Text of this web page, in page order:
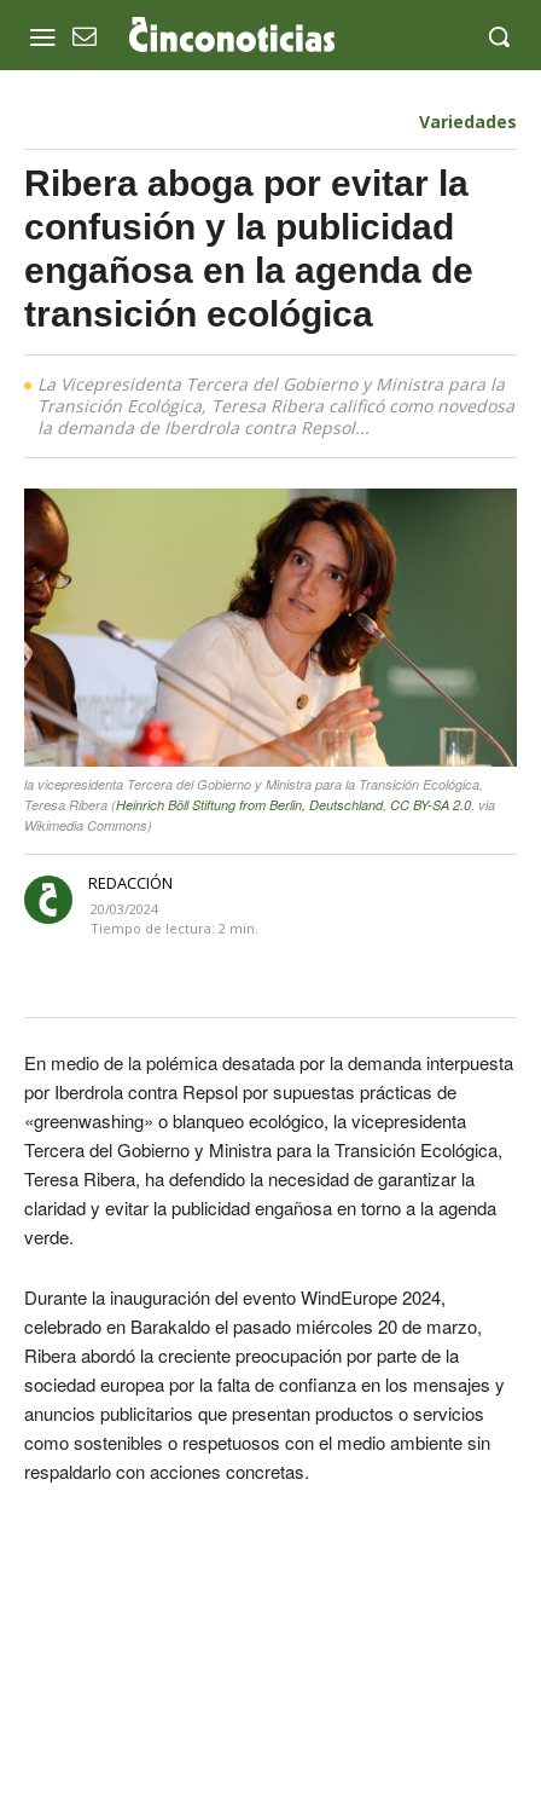
Variedades
Ribera aboga por evitar la
confusión y la publicidad
engañosa en la agenda de
transición ecológica
La Vicepresidenta Tercera del Gobierno y Ministra para la
Transición Ecológica, Teresa Ribera calificó como novedosa
la demanda de Iberdrola contra Repsol...
la vicepresidenta Tercera del Gobierno y Ministra para la Transición Ecológica,
Teresa Ribera (Heinrich Böll Stiftung from Berlin, Deutschland, CC BY-SA 2.0, via
Wikimedia Commons)
REDACCIÓN
20/03/2024
Tiempo de lectura: 2 min.
En medio de la polémica desatada por la demanda interpuesta
por Iberdrola contra Repsol por supuestas prácticas de
«greenwashing» o blanqueo ecológico, la vicepresidenta
Tercera del Gobierno y Ministra para la Transición Ecológica,
Teresa Ribera, ha defendido la necesidad de garantizar la
claridad y evitar la publicidad engañosa en torno a la agenda
verde.
Durante la inauguración del evento WindEurope 2024,
celebrado en Barakaldo el pasado miércoles 20 de marzo,
Ribera abordó la creciente preocupación por parte de la
sociedad europea por la falta de confianza en los mensajes y
anuncios publicitarios que presentan productos o servicios
como sostenibles o respetuosos con el medio ambiente sin
respaldarlo con acciones concretas.